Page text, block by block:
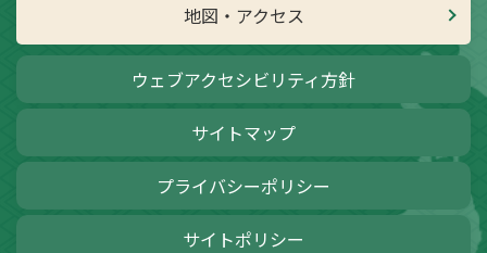
地図・アクセス
ウェブアクセシビリティ方針
サイトマップ
プライバシーポリシー
サイトポリシー